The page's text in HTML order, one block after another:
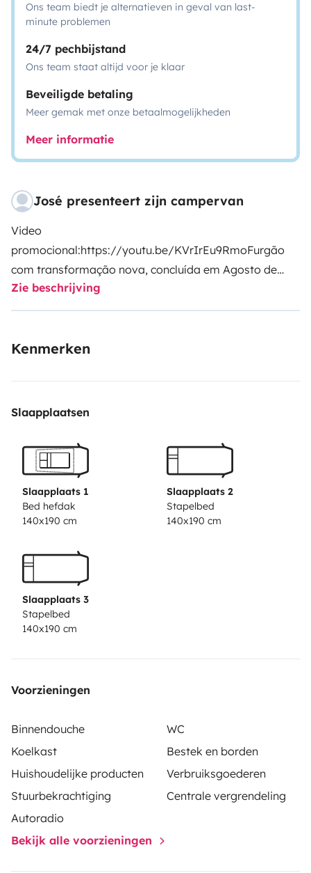
Ons team biedt je alternatieven in geval van last-
minute problemen
24/7 pechbijstand
Ons team staat altijd voor je klaar
Beveiligde betaling
Meer gemak met onze betaalmogelijkheden
Meer informatie
José presenteert zijn campervan
Video
promocional:https://youtu.be/KVrIrEu9RmoFurgão
com transformação nova, concluída em Agosto de
2020.Sinta-se em casa, com todos os sistemas
necessários ao conforto do dia a dia. Este furgão
mesmo sem experiência.
alguns equipamentos. (limitado dependendo das
férias de Verão ou Inverno, graças ao seu sistema de
aquecimento.
confortáveis, dispõe de 3 camas de casal.
vai equipada com todos os consumíveis incluídos,
como líquido sanitário, papel higiénico, guardanapos,
capa e edredões/saco cama e almofadas.
equipada com mesa exterior com cadeiras.
incluído no valor, cadeira de criança e Baby
Cock.Possibilidade de incluir trotinete elétrica com
fatos de surf.Hotspot 60 Gigas - 15€ por reserva
Para reservas superiores a 10 dias o Check-out poderá
consulta e com pagamento de taxa extra.).
Para mais fotografias e detalhes siga a nossa página
do Intagram __vanaway__!
Zie beschrijving
Kenmerken
Slaapplaatsen
Slaapplaats 1
Bed hefdak
140x190 cm
Slaapplaats 2
Stapelbed
140x190 cm
Slaapplaats 3
Stapelbed
140x190 cm
Voorzieningen
Binnendouche
WC
Koelkast
Bestek en borden
Huishoudelijke producten
Verbruiksgoederen
Stuurbekrachtiging
Centrale vergrendeling
Autoradio
Bekijk alle voorzieningen